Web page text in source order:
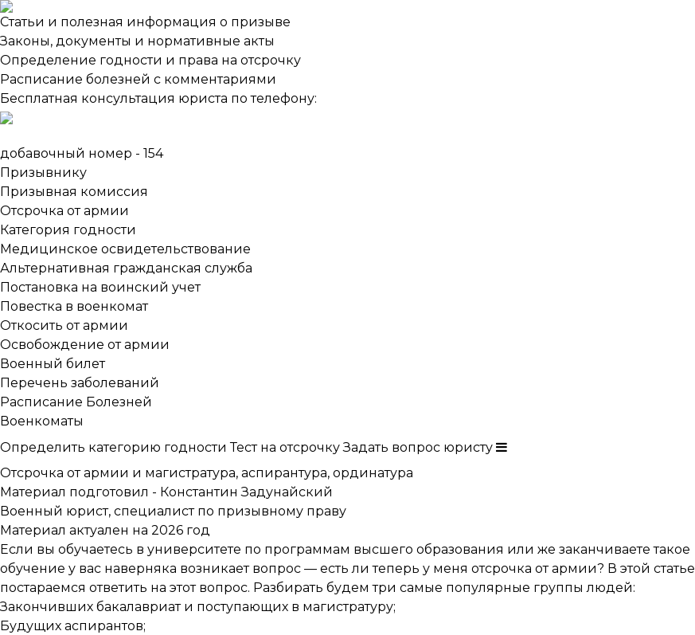
Статьи и полезная информация о призыве
Законы, документы и нормативные акты
Определение годности и права на отсрочку
Расписание болезней с комментариями
Бесплатная консультация юриста по телефону:
добавочный номер - 154
Призывнику
Призывная комиссия
Отсрочка от армии
Категория годности
Медицинское освидетельствование
Альтернативная гражданская служба
Постановка на воинский учет
Повестка в военкомат
Откосить от армии
Освобождение от армии
Военный билет
Перечень заболеваний
Расписание Болезней
Военкоматы
Определить категорию годности Тест на отсрочку Задать вопрос юристу
Отсрочка от армии и магистратура, аспирантура, ординатура
Материал подготовил - Константин Задунайский
Военный юрист, специалист по призывному праву
Материал актуален на 2026 год
Если вы обучаетесь в университете по программам высшего образования или же заканчиваете такое
обучение у вас наверняка возникает вопрос — есть ли теперь у меня отсрочка от армии? В этой статье
постараемся ответить на этот вопрос. Разбирать будем три самые популярные группы людей:
Закончивших бакалавриат и поступающих в магистратуру;
Будущих аспирантов;